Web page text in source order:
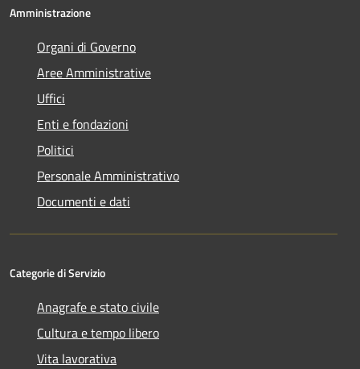
Amministrazione
Organi di Governo
Aree Amministrative
Uffici
Enti e fondazioni
Politici
Personale Amministrativo
Documenti e dati
Categorie di Servizio
Anagrafe e stato civile
Cultura e tempo libero
Vita lavorativa